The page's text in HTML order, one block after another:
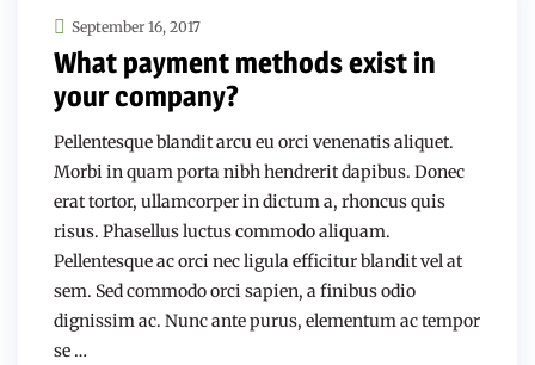
September 16, 2017
What payment methods exist in
your company?
Pellentesque blandit arcu eu orci venenatis aliquet.
Morbi in quam porta nibh hendrerit dapibus. Donec
erat tortor, ullamcorper in dictum a, rhoncus quis
risus. Phasellus luctus commodo aliquam.
Pellentesque ac orci nec ligula efficitur blandit vel at
sem. Sed commodo orci sapien, a finibus odio
dignissim ac. Nunc ante purus, elementum ac tempor
se …